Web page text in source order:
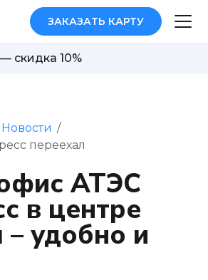
скидка 10%
ЗАКАЗАТЬ КАРТУ
Новости /
переехал
АТЭС
в центре
удобно и